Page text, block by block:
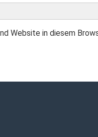
Website in diesem